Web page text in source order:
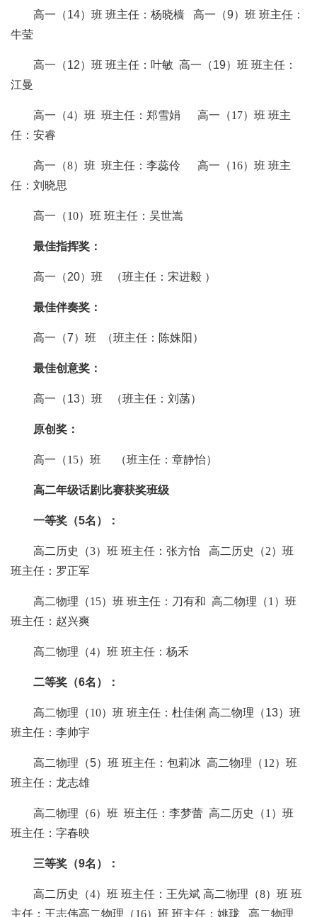
高一 （14） 班 班主任： 杨晓樯 高一 （9） 班 班主任：
牛莹
高一 （12） 班 班主任： 叶敏 高一 （19） 班 班主任：
江曼
高一（4）班 班主任：郑雪娟 高一（17）班 班主
任：安睿
高一（8）班 班主任：李蕊伶 高一（16）班 班主
任：刘晓思
高一（10）班 班主任：吴世嵩
最佳指挥奖：
高一 （20） 班 （班主任： 宋进毅 ）
最佳伴奏奖：
高一 （7） 班 （班主任： 陈姝阳）
最佳创意奖：
高一 （13） 班 （班主任： 刘菡）
原创奖：
高一（15）班 （班主任：章静怡）
高二年级话剧比赛获奖班级
一等奖（5名）：
高二 历史（3） 班 班主任： 张方怡 高二 历史（2） 班
班主任 ： 罗正军
高二物理（15）班 班主任：刀有和 高二物理（1）班
班主任：赵兴爽
高二物理（4）班 班主任：杨禾
二等奖（6名）：
高二物理（10） 班 班主任： 杜佳俐 高二物理 （13） 班
班主任： 李帅宇
高二物理 （5） 班 班主任： 包莉冰 高二物理（12）班
班主任：龙志雄
高二物理（6）班 班主任：李梦蕾 高二历史（1）班
班主任：字春映
三等奖（9名）：
高二 历史（4） 班 班主任： 王先斌 高二物理（8） 班 班
主任： 王志伟高二物理（16） 班 班主任： 姚珑 高二物理